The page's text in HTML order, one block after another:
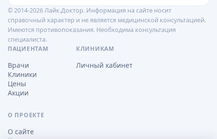
© 2014-2026 Лайк.Доктор. Информация на сайте носит
справочный характер и не является медицинской консультацией.
Имеются противопоказания. Необходима консультация
специалиста.
ПАЦИЕНТАМ
Врачи
Клиники
Цены
Акции
КЛИНИКАМ
Личный кабинет
О ПРОЕКТЕ
О сайте